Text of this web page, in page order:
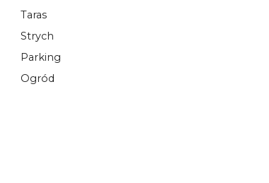
Taras
Strych
Parking
Ogród